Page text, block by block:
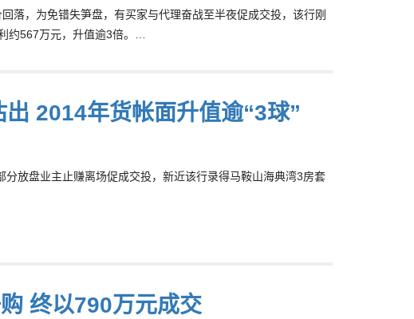
落，为免错失笋盘，有买家与代理奋战至半夜促成交投，该行刚
约567万元，升值逾3倍。…
2014年货帐面升值逾“3球”
放盘业主止赚离场促成交投，新近该行录得马鞍山海典湾3房套
终以790万元成交